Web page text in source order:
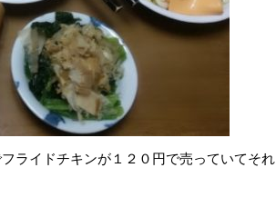
ライドチキンが１２０円で売っていてそれ